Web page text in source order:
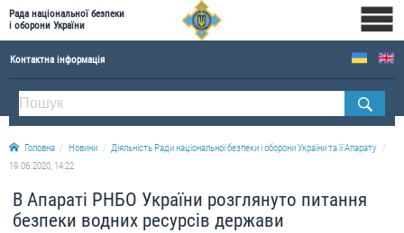
Рада національної безпеки
і оборони України
Контактна інформація
ПРО РНБОУ
Склад Ради національної безпеки і оборони України
Апарат Ради національної безпеки і оборони України
Історична довідка про діяльність Ради національної безпеки і оборони України
Головна Новини
Діяльність Ради національної безпеки і оборони України та її Апарату
19.06.2020, 14:22
В Апараті РНБО України розглянуто питання
безпеки водних ресурсів держави